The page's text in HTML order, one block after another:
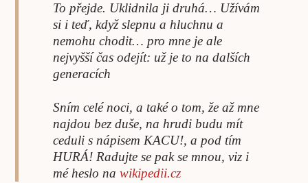
To přejde. Uklidnila ji druhá… Užívám
si i teď, když slepnu a hluchnu a
nemohu chodit… pro mne je ale
nejvyšší čas odejít: už je to na dalších
generacích
Sním celé noci, a také o tom, že až mne
najdou bez duše, na hrudi budu mít
ceduli s nápisem KACU!, a pod tím
HURÁ! Radujte se pak se mnou, viz i
mé heslo nawikipedii.cz